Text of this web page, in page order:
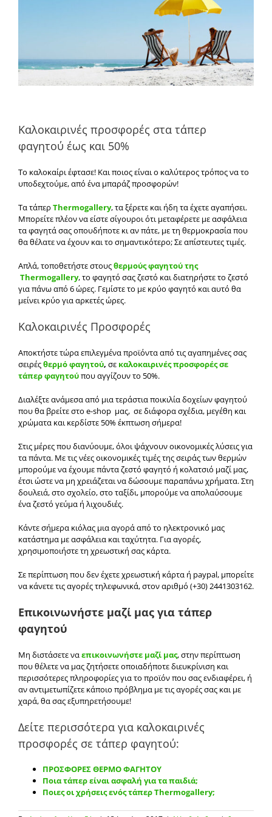
Καλοκαιρινές προσφορές στα τάπερ
φαγητού έως και 50%
Το καλοκαίρι έφτασε! Και ποιος είναι ο καλύτερος τρόπος να το
υποδεχτούμε, από ένα μπαράζ προσφορών!
Τα τάπερ Thermogallery, τα ξέρετε και ήδη τα έχετε αγαπήσει.
Μπορείτε πλέον να είστε σίγουροι ότι μεταφέρετε με ασφάλεια
τα φαγητά σας οπουδήποτε κι αν πάτε, με τη θερμοκρασία που
θα θέλατε να έχουν και το σημαντικότερο; Σε απίστευτες τιμές.
Απλά, τοποθετήστε στουςθερμούς φαγητού της
Thermogallery, το φαγητό σας ζεστό και διατηρήστε το ζεστό
για πάνω από 6 ώρες. Γεμίστε το με κρύο φαγητό και αυτό θα
μείνει κρύο για αρκετές ώρες.
Καλοκαιρινές Προσφορές
Αποκτήστε τώρα επιλεγμένα προϊόντα από τις αγαπημένες σας
σειρέςθερμό φαγητού, σε καλοκαιρινές προσφορές σε
τάπερ φαγητούπου αγγίζουν το 50%.
Διαλέξτε ανάμεσα από μια τεράστια ποικιλία δοχείων φαγητού
που θα βρείτε στο e-shop μας, σε διάφορα σχέδια, μεγέθη και
χρώματα και κερδίστε 50% έκπτωση σήμερα!
Στις μέρες που διανύουμε, όλοι ψάχνουν οικονομικές λύσεις για
τα πάντα. Με τις νέες οικονομικές τιμές της σειράς των θερμών
μπορούμε να έχουμε πάντα ζεστό φαγητό ή κολατσιό μαζί μας,
έτσι ώστε να μη χρειάζεται να δώσουμε παραπάνω χρήματα. Στη
δουλειά, στο σχολείο, στο ταξίδι, μπορούμε να απολαύσουμε
ένα ζεστό γεύμα ή λιχουδιές.
Κάντε σήμερα κιόλας μια αγορά από το ηλεκτρονικό μας
κατάστημα με ασφάλεια και ταχύτητα. Για αγορές,
χρησιμοποιήστε τη χρεωστική σας κάρτα.
Σε περίπτωση που δεν έχετε χρεωστική κάρτα ή paypal, μπορείτε
να κάνετε τις αγορές τηλεφωνικά, στον αριθμό (+30) 2441303162.
Επικοινωνήστε μαζί μας για τάπερ
φαγητού
Μη διστάσετε ναεπικοινωνήστε μαζί μας, στην περίπτωση
που θέλετε να μας ζητήσετε οποιαδήποτε διευκρίνιση και
περισσότερες πληροφορίες για το προϊόν που σας ενδιαφέρει, ή
αν αντιμετωπίζετε κάποιο πρόβλημα με τις αγορές σας και με
χαρά, θα σας εξυπηρετήσουμε!
Δείτε περισσότερα για καλοκαιρινές
προσφορές σε τάπερ φαγητού:
ΠΡΟΣΦΟΡΕΣ ΘΕΡΜΟ ΦΑΓΗΤΟΥ
Ποια τάπερ είναι ασφαλή για τα παιδιά;
Ποιες οι χρήσεις ενός τάπερ Thermogallery;